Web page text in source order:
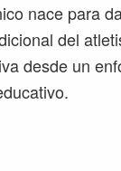
nace para
del
desde un